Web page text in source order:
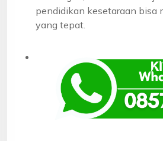
pendidikan kesetaraan bisa
yang tepat.